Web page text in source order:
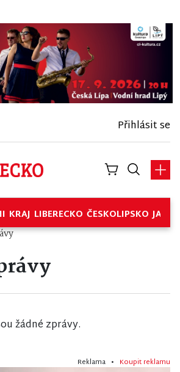
Přihlásit se
KRAJ LIBERECKO ČESKOLIPSKO
žádné zprávy.
Reklama • Koupit reklamu